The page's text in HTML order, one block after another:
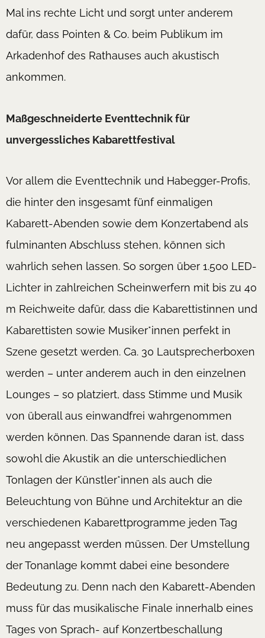
Mal ins rechte Licht und sorgt unter anderem
dafür, dass Pointen & Co. beim Publikum im
Arkadenhof des Rathauses auch akustisch
ankommen.
Maßgeschneiderte Eventtechnik für
unvergessliches Kabarettfestival
Vor allem die Eventtechnik und Habegger-Profis,
die hinter den insgesamt fünf einmaligen
Kabarett-Abenden sowie dem Konzertabend als
fulminanten Abschluss stehen, können sich
wahrlich sehen lassen. So sorgen über 1.500 LED-
Lichter in zahlreichen Scheinwerfern mit bis zu 40
m Reichweite dafür, dass die Kabarettistinnen und
Kabarettisten sowie Musiker*innen perfekt in
Szene gesetzt werden. Ca. 30 Lautsprecherboxen
werden – unter anderem auch in den einzelnen
Lounges – so platziert, dass Stimme und Musik
von überall aus einwandfrei wahrgenommen
werden können. Das Spannende daran ist, dass
sowohl die Akustik an die unterschiedlichen
Tonlagen der Künstler*innen als auch die
Beleuchtung von Bühne und Architektur an die
verschiedenen Kabarettprogramme jeden Tag
neu angepasst werden müssen. Der Umstellung
der Tonanlage kommt dabei eine besondere
Bedeutung zu. Denn nach den Kabarett-Abenden
muss für das musikalische Finale innerhalb eines
Tages von Sprach- auf Konzertbeschallung